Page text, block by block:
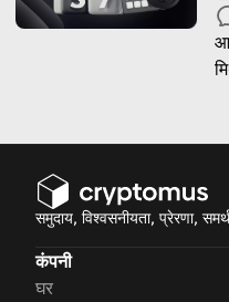
समुदाय, विश्वसनीयता, प्रेरणा,
कंपनी
घर